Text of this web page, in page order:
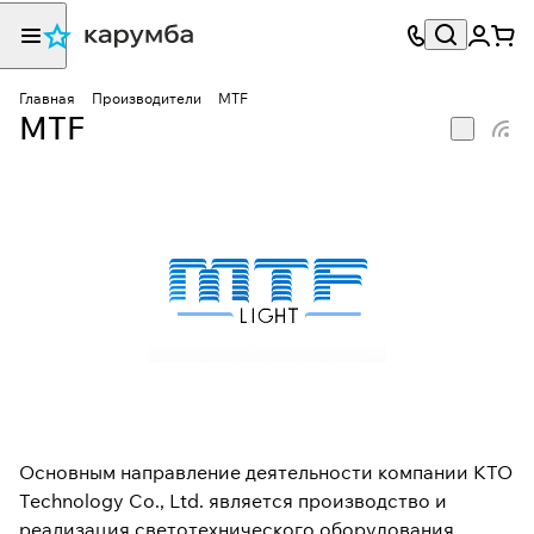
Главная Производители MTF
MTF
Основным направление деятельности компании KTO
Technology Co., Ltd. является производство и
реализация светотехнического оборудования,